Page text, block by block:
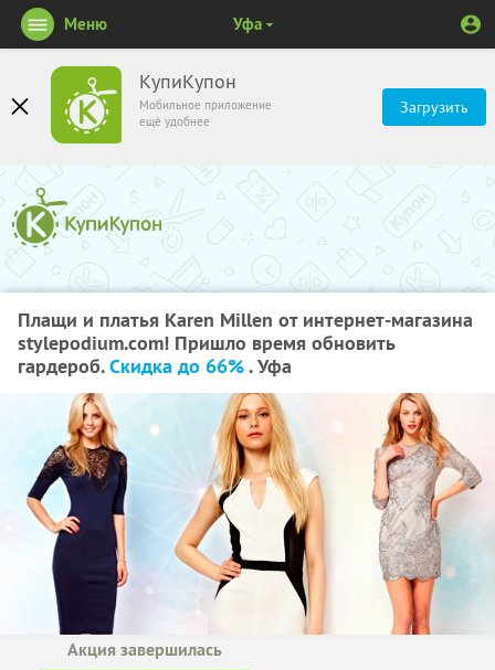
КупиКупон
Мобильное приложение
ещё удобнее
Загрузить
Меню Уфа
Плащи и платья Karen Millen от интернет-магазина
stylepodium.com! Пришло время обновить
гардероб.Скидка до 66%. Уфа
Акция завершилась